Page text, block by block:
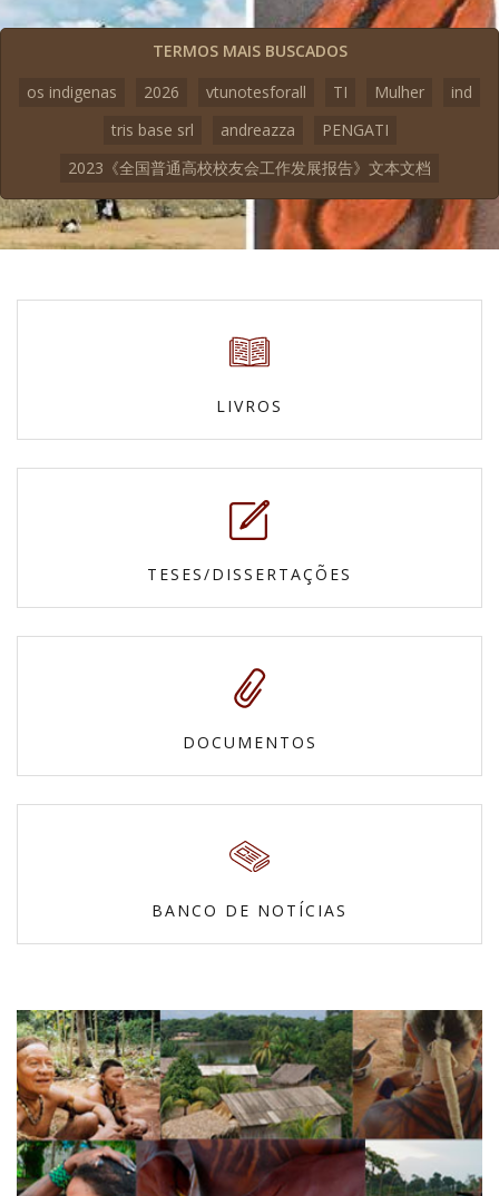
TERMOS MAIS BUSCADOS
os indigenas
2026 vtunotesforall TI Mulher
ind
tris base srl
andreazza
PENGATI
2023《全国普通高校校友会工作发展报告》文本文档
LIVROS
TESES/DISSERTAÇÕES
DOCUMENTOS
BANCO DE NOTÍCIAS